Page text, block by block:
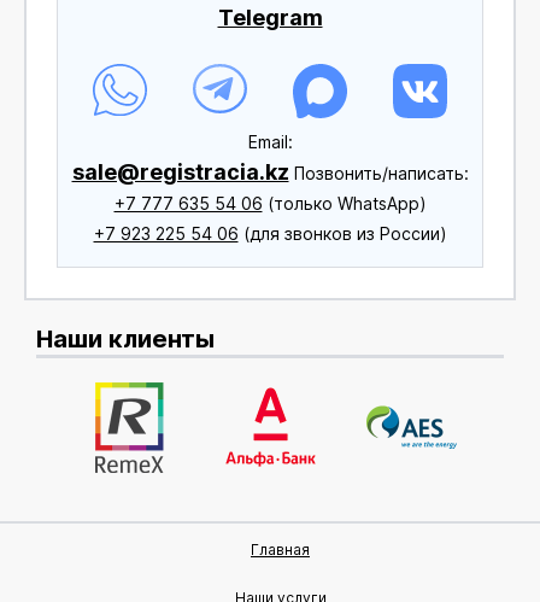
Telegram
Еmail:
sale@registracia.kz Позвонить/написать:
+7 777 635 54 06 (только WhatsApp)
+7 923 225 54 06 (для звонков из России)
Наши клиенты
Главная
Наши услуги